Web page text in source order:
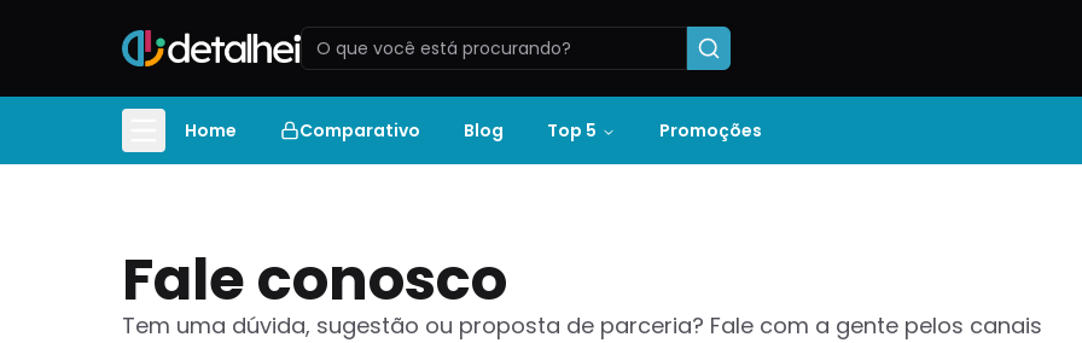
Home Comparativo Blog Top 5 Promoções
Fale conosco
Tem uma dúvida, sugestão ou proposta de parceria? Fale com a gente pelos canais